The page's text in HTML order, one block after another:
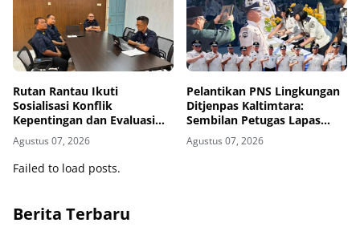
Rutan Rantau Ikuti
Sosialisasi Konflik
Kepentingan dan Evaluasi
Caraka LHKAN Secara Virtual
Agustus 07, 2026
Pelantikan PNS Lingkungan
Ditjenpas Kaltimtara:
Sembilan Petugas Lapas
Bontang Resmi Diangkat
Agustus 07, 2026
Failed to load posts.
Berita Terbaru